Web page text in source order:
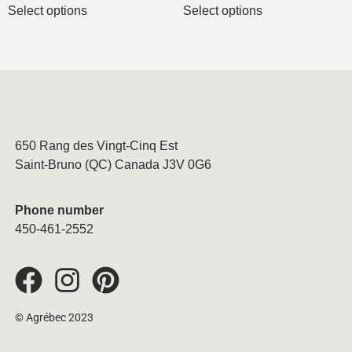
Select options Select options
650 Rang des Vingt-Cinq Est
Saint-Bruno (QC) Canada J3V 0G6
Phone number
450-461-2552
© Agrébec 2023